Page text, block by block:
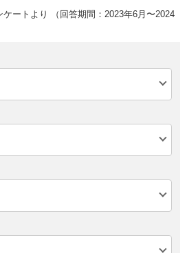
ートより （回答期間：2023年6月〜2024